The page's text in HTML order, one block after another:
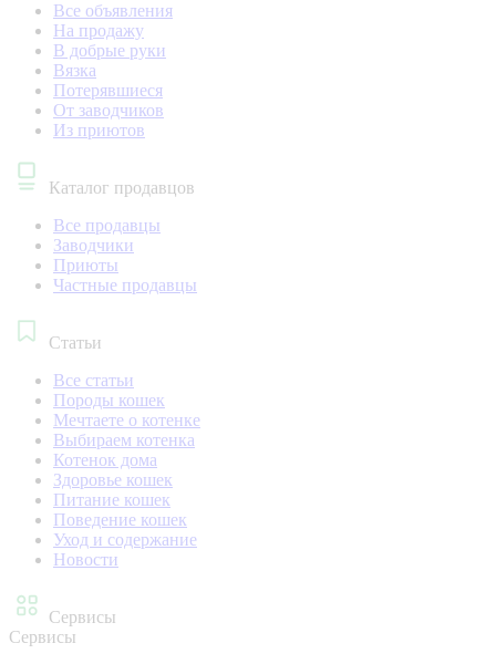
Все объявления
На продажу
В добрые руки
Вязка
Потерявшиеся
От заводчиков
Из приютов
Каталог продавцов
Все продавцы
Заводчики
Приюты
Частные продавцы
Статьи
Все статьи
Породы кошек
Мечтаете о котенке
Выбираем котенка
Котенок дома
Здоровье кошек
Питание кошек
Поведение кошек
Уход и содержание
Новости
Сервисы
Сервисы